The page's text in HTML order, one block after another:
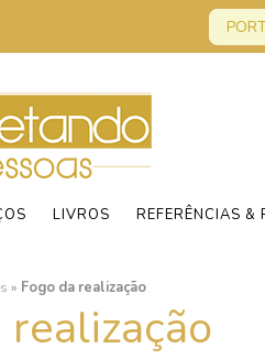
LIVROS REFERÊNCIAS &
» Fogo da realização
realização